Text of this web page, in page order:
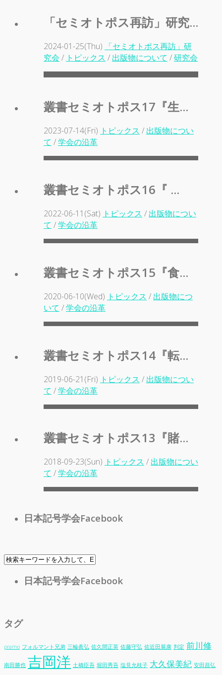
「セミオトポス再訪」研究...
2024-01-25(Thu)
「セミオトポス再訪」研
究会 / トピックス / 出版物について /研究会
叢書セミオトポス17『生...
2023-07-14(Fri) トピックス / 出版物につい
て /学会の沿革
叢書セミオトポス16『 ...
2022-06-11(Sat) トピックス / 出版物につい
て /学会の沿革
叢書セミオトポス15『食...
2020-06-10(Wed) トピックス / 出版物につ
いて /学会の沿革
叢書セミオトポス14『転...
2019-06-21(Fri) トピックス / 出版物につい
て /学会の沿革
叢書セミオトポス13『賭...
2018-09-23(Sun) トピックス / 出版物につい
て /学会の沿革
日本記号学会Facebook
日本記号学会Facebook
タグ
pramo フォルマント兄弟 三輪眞弘 佐久間正英 佐藤守弘 佐近田展康 判定 前川修
南田勝也 吉岡洋 土橋臣吾 堀田秀吾 塩見允枝子 大久保美紀 安田昌弘